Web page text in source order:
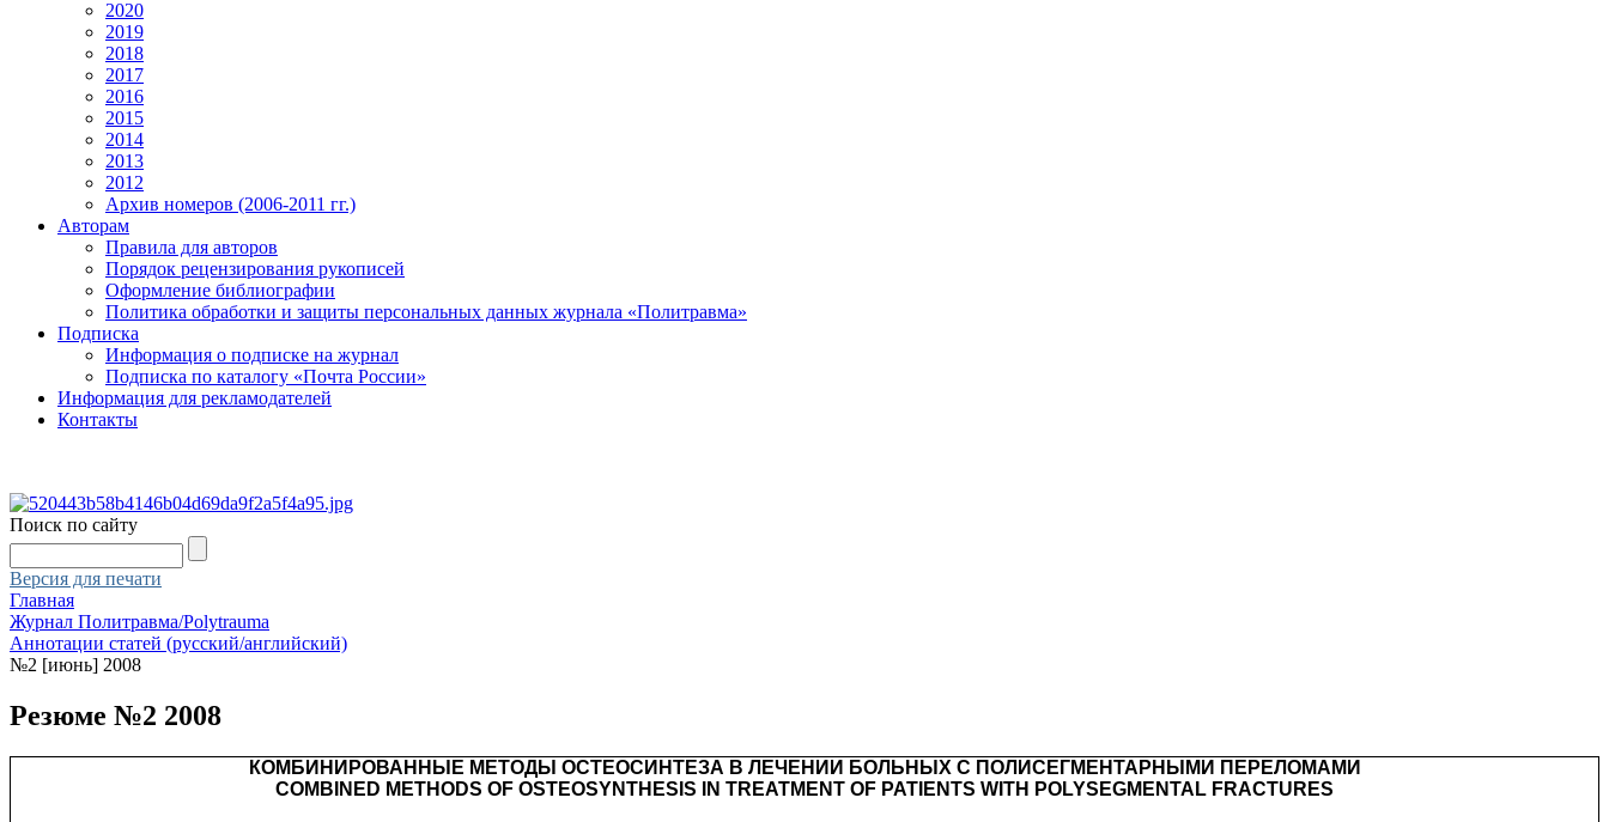
2020
2019
2018
2017
2016
2015
2014
2013
2012
Архив номеров (2006-2011 гг.)
Авторам
Правила для авторов
Порядок рецензирования рукописей
Оформление библиографии
Политика обработки и защиты персональных данных журнала «Политравма»
Подписка
Информация о подписке на журнал
Подписка по каталогу «Почта России»
Информация для рекламодателей
Контакты
Поиск по сайту
Версия для печати
Главная
Журнал Политравма/Polytrauma
Аннотации статей (русский/английский)
№2 [июнь] 2008
Резюме №2 2008
КОМБИНИРОВАННЫЕ МЕТОДЫ ОСТЕОСИНТЕЗА В ЛЕЧЕНИИ БОЛЬНЫХ С ПОЛИСЕГМЕНТАРНЫМИ ПЕРЕЛОМАМИ
COMBINED METHODS OF OSTEOSYNTHESIS IN TREATMENT OF PATIENTS WITH POLYSEGMENTAL FRACTURES